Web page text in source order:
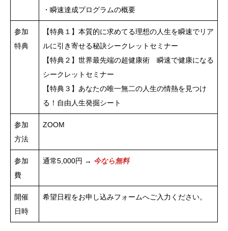
・瞬速達成プログラムの概要
参加
特典
【特典１】本質的に求めてる理想の人生を瞬速でリア
ルに引き寄せる秘訣シークレットセミナー
【特典２】世界最先端の超健康術 瞬速で健康になる
シークレットセミナー
【特典３】あなたの唯一無二の人生の情熱を見つけ
る！自由人生発掘シート
参加
方法
ZOOM
参加
費
通常5,000円 → 今なら無料
開催
日時
希望日程をお申し込みフォームへご入力ください。